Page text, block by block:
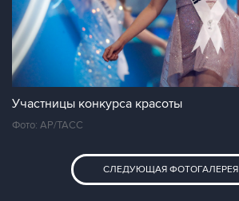
Участницы конкурса красоты
Фото: АР/ТАСС
СЛЕДУЮЩАЯ ФОТОГАЛЕРЕЯ